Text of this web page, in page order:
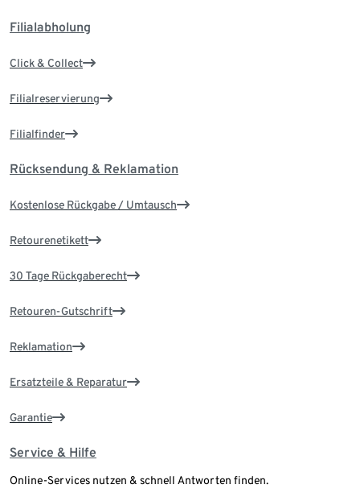
Filialabholung
Click & Collect
Filialreservierung
Filialfinder
Rücksendung & Reklamation
Kostenlose Rückgabe / Umtausch
Retourenetikett
30 Tage Rückgaberecht
Retouren-Gutschrift
Reklamation
Ersatzteile & Reparatur
Garantie
Service & Hilfe
Online-Services nutzen & schnell Antworten finden.